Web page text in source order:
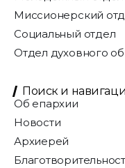
Миссионерский
Социальный отдел
Отдел духовного
Поиск и
Об епархии
Новости
Архиерей